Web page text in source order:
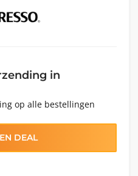
in
op alle bestellingen
DEAL